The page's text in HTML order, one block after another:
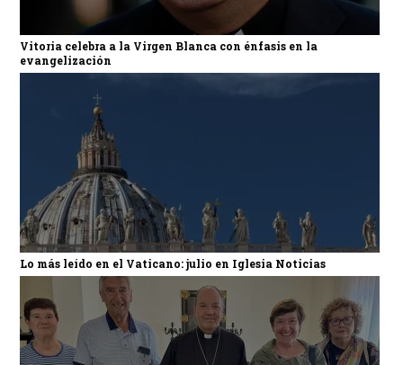
Vitoria celebra a la Virgen Blanca con énfasis en la
evangelización
Lo más leído en el Vaticano: julio en Iglesia Noticias